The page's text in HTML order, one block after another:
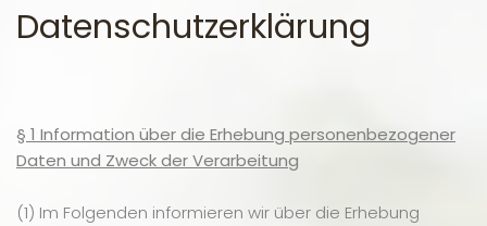
Datenschutzerklärung
§ 1 Information über die Erhebung personenbezogener
Daten und Zweck der Verarbeitung
(1) Im Folgenden informieren wir über die Erhebung